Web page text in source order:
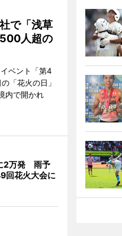
で「浅草
人超の
ベント「第4
「花火の日」
内で開かれ
2万発 雨予
回花火大会に